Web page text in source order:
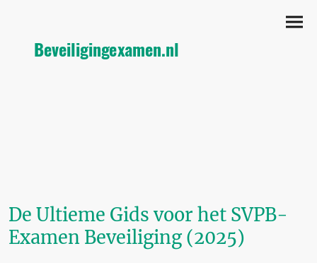
Beveiligingexamen.nl
De Ultieme Gids voor het SVPB-
Examen Beveiliging (2025)